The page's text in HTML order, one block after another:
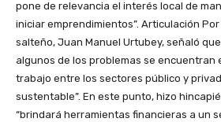
pone de relevancia el interés local de
iniciar emprendimientos”. Articulación
salteño, Juan Manuel Urtubey, señaló
algunos de los problemas se encuentran
trabajo entre los sectores público y
sustentable”. En este punto, hizo
“brindará herramientas financieras a un